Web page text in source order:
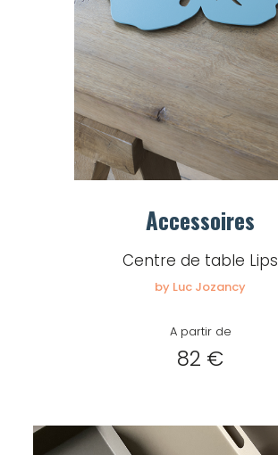
Accessoires
Centre de table Lips
by Luc Jozancy
A partir de
82 €